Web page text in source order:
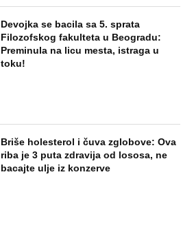
Devojka se bacila sa 5. sprata
Filozofskog fakulteta u Beogradu:
Preminula na licu mesta, istraga u
toku!
Briše holesterol i čuva zglobove: Ova
riba je 3 puta zdravija od lososa, ne
bacajte ulje iz konzerve